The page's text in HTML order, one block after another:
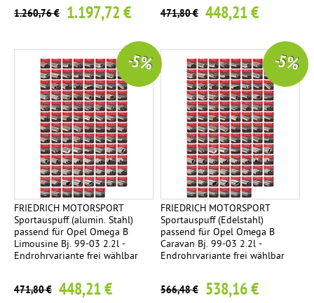
1.260,76 € 1.197,72 € 471,80 € 448,21 €
FRIEDRICH MOTORSPORT
Sportauspuff (alumin. Stahl)
passend für Opel Omega B
Limousine Bj. 99-03 2.2l -
Endrohrvariante frei wählbar
471,80 € 448,21 €
-5 %
FRIEDRICH MOTORSPORT
Sportauspuff (Edelstahl)
passend für Opel Omega B
Caravan Bj. 99-03 2.2l -
Endrohrvariante frei wählbar
566,48 € 538,16 €
-5 %